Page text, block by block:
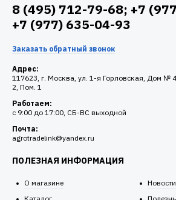
8 (495) 712-79-68; +7
+7 (977) 635-04-93
Заказать обратный звонок
Адрес:
117623, г. Москва, ул. 1-я Горловская, Дом №
2, Пом. 1
Работаем:
c 9:00 до 17:00, СБ-ВС выходной
Почта:
agrotradelink@yandex.ru
ПОЛЕЗНАЯ ИНФОРМАЦИЯ
О магазине
Новости